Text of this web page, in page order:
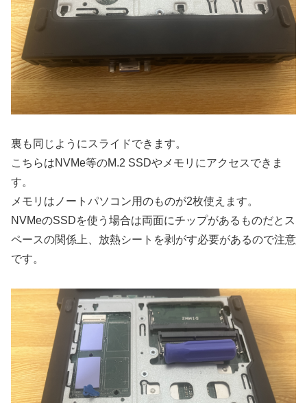
裏も同じようにスライドできます。
こちらはNVMe等のM.2 SSDやメモリにアクセスできま
す。
メモリはノートパソコン用のものが2枚使えます。
NVMeのSSDを使う場合は両面にチップがあるものだとス
ペースの関係上、放熱シートを剥がす必要があるので注意
です。